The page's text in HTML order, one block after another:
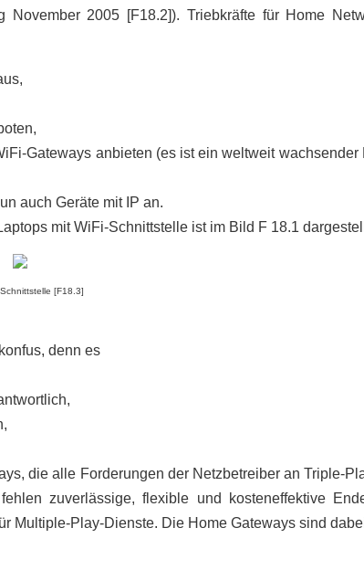
2005 [F18.2]). Triebkräfte für Home
Gateways anbieten (es ist ein weltweit
auch Geräte mit IP an.
mit WiFi-Schnittstelle ist im Bild F 18.1
[F18.3]
denn es
die alle Forderungen der Netzbetreiber an Triple-
zuverlässige, flexible und kosteneffektive
Multiple-Play-Dienste. Die Home Gateways sind